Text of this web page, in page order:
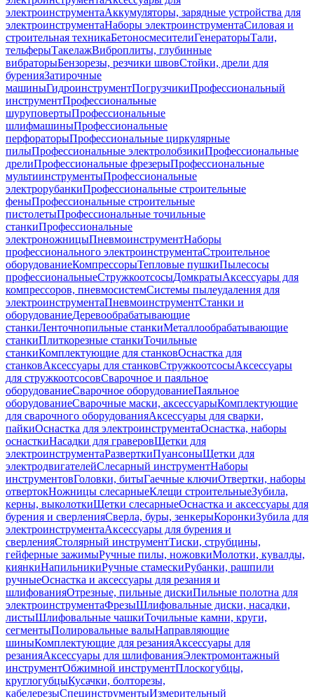
электроинструментаАккумуляторы, зарядные устройства для
электроинструментаНаборы электроинструментаСиловая и
строительная техникаБетоносмесителиГенераторыТали,
тельферыТакелажВиброплиты, глубинные
вибраторыБензорезы, резчики швовСтойки, дрели для
буренияЗатирочные
машиныГидроинструментПогрузчикиПрофессиональный
инструментПрофессиональные
шуруповертыПрофессиональные
шлифмашиныПрофессиональные
перфораторыПрофессиональные циркулярные
пилыПрофессиональные электролобзикиПрофессиональные
дрелиПрофессиональные фрезерыПрофессиональные
мультиинструментыПрофессиональные
электрорубанкиПрофессиональные строительные
феныПрофессиональные строительные
пистолетыПрофессиональные точильные
станкиПрофессиональные
электроножницыПневмоинструментНаборы
профессионального электроинструментаСтроительное
оборудованиеКомпрессорыТепловые пушкиПылесосы
профессиональныеСтружкоотсосыДомкратыАксессуары для
компрессоров, пневмосистемСистемы пылеудаления для
электроинструментаПневмоинструментСтанки и
оборудованиеДеревообрабатывающие
станкиЛенточнопильные станкиМеталлообрабатывающие
станкиПлиткорезные станкиТочильные
станкиКомплектующие для станковОснастка для
станковАксессуары для станковСтружкоотсосыАксессуары
для стружкоотсосовСварочное и паяльное
оборудованиеСварочное оборудованиеПаяльное
оборудованиеСварочные маски, аксессуарыКомплектующие
для сварочного оборудованияАксессуары для сварки,
пайкиОснастка для электроинструментаОснастка, наборы
оснасткиНасадки для граверовЩетки для
электроинструментаРазверткиПуансоныЩетки для
электродвигателейСлесарный инструментНаборы
инструментовГоловки, битыГаечные ключиОтвертки, наборы
отвертокНожницы слесарныеКлещи строительныеЗубила,
керны, выколоткиЩетки слесарныеОснастка и аксессуары для
бурения и сверленияСверла, буры, зенкерыКоронкиЗубила для
электроинструментаАксессуары для бурения и
сверленияСтолярный инструментТиски, струбцины,
гейферные зажимыРучные пилы, ножовкиМолотки, кувалды,
киянкиНапильникиРучные стамескиРубанки, рашпили
ручныеОснастка и аксессуары для резания и
шлифованияОтрезные, пильные дискиПильные полотна для
электроинструментаФрезыШлифовальные диски, насадки,
листыШлифовальные чашкиТочильные камни, круги,
сегментыПолировальные валыНаправляющие
шиныКомплектующие для резанияАксессуары для
резанияАксессуары для шлифованияЭлектромонтажный
инструментОбжимной инструментПлоскогубцы,
круглогубцыКусачки, болторезы,
кабелерезыСпецинструментыИзмерительный